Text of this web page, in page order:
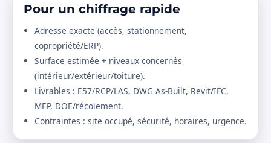
Pour un chiffrage rapide
Adresse exacte (accès, stationnement,
copropriété/ERP).
Surface estimée + niveaux concernés
(intérieur/extérieur/toiture).
Livrables : E57/RCP/LAS, DWG As-Built, Revit/IFC,
MEP, DOE/récolement.
Contraintes : site occupé, sécurité, horaires, urgence.